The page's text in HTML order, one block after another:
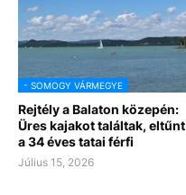
- SOMOGY VÁRMEGYE
Rejtély a Balaton közepén:
Üres kajakot találtak, eltűnt
a 34 éves tatai férfi
Július 15, 2026